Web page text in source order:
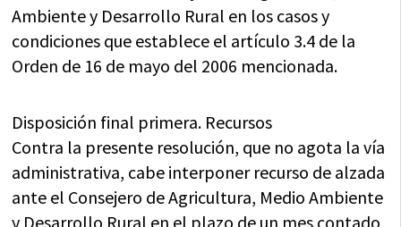
Ambiente y Desarrollo Rural en los casos y
condiciones que establece el artículo 3.4 de la
Orden de 16 de mayo del 2006 mencionada.
Disposición final primera. Recursos
Contra la presente resolución, que no agota la vía
administrativa, cabe interponer recurso de alzada
ante el Consejero de Agricultura, Medio Ambiente
y Desarrollo Rural en el plazo de un mes contado